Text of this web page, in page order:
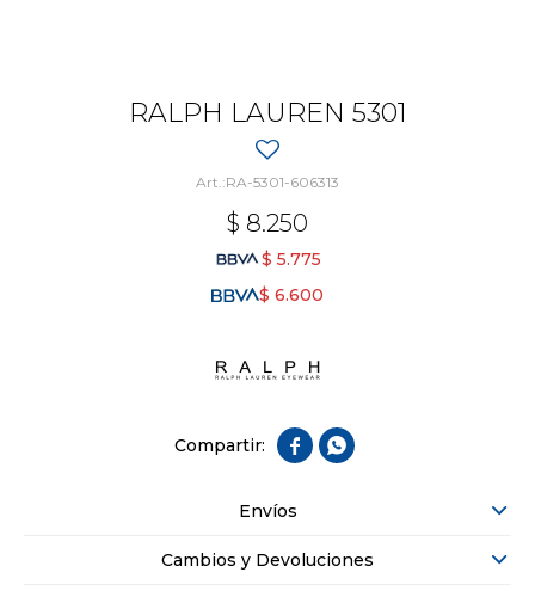
RALPH LAUREN 5301
RA-5301-606313
$ 8.250
$ 5.775
$ 6.600
 
Envíos
Cambios y Devoluciones